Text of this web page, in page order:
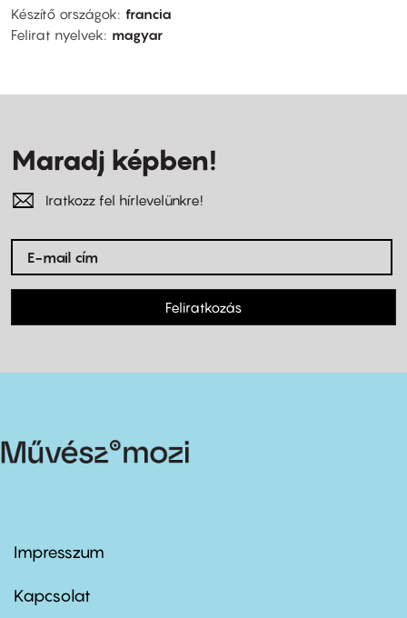
Készítő országok francia
Felirat nyelvek
magyar
Maradj képben!
Iratkozz fel hírlevelünkre!
Feliratkozás
Footer
first
Impresszum
Kapcsolat